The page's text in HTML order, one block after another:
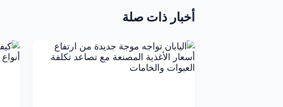
أخبار ذات صلة